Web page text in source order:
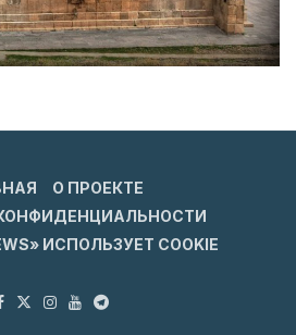
О ПРОЕКТЕ
ИСПОЛЬЗУЕТ COOKIE